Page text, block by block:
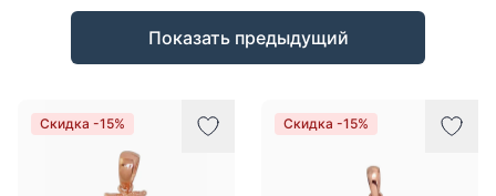
Товары
Показать предыдущий
Скидка -15% Скидка -15%